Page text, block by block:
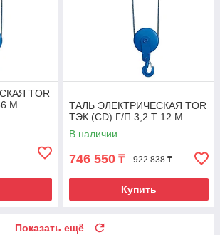
TOR
М
ТАЛЬ ЭЛЕКТРИЧЕСКАЯ TOR
ТЭК (CD) Г/П 3,2 Т 12 М
В наличии
746 550 ₸ 922 838 ₸
Купить
Показать ещё